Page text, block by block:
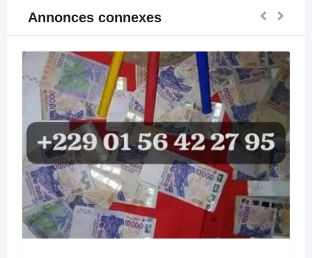
Annonces connexes